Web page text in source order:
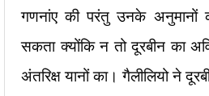
गणनांए की परंतु उनके अनुमानों
सकता क्योंकि न तो दूरबीन का
अंतरिक्ष यानों का। गैलीलियो ने